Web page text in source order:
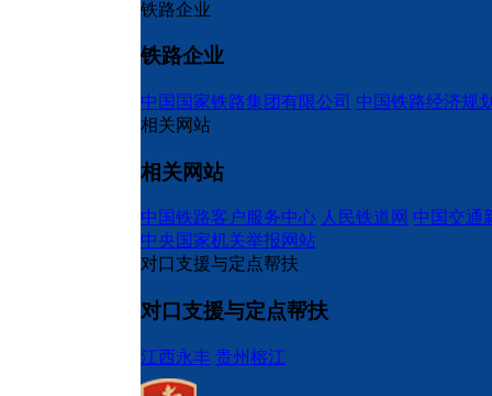
铁路企业
铁路企业
中国国家铁路集团有限公司 中国铁路经济规
相关网站
相关网站
中国铁路客户服务中心 人民铁道网 中国交通
中央国家机关举报网站
对口支援与定点帮扶
对口支援与定点帮扶
江西永丰 贵州榕江